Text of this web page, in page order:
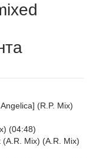
(R.P. Mix)
(04:48)
Mix) (A.R. Mix)